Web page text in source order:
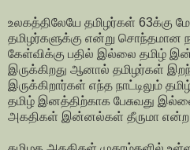
உலகத்திலேயே தமிழர்கள் 63க்கு
தமிழர்களுக்கு என்று சொந்தமான
கேள்விக்கு பதில் இல்லை தமிழ்
இருக்கிறது ஆனால் தமிழர்கள்
இருக்கிறார்கள் எந்த நாட்டிலும்
தமிழ் இனத்திற்காக பேசுவது
அகதிகள் இன்னல்கள் தீருமா என்ற